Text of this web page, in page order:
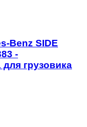
Benz SIDE
-
для грузовика